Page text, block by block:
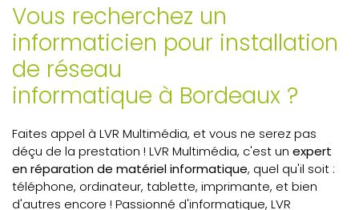
Vous recherchez un
informaticien pour installation
de réseau
informatique à Bordeaux ?
Faites appel à LVR Multimédia, et vous ne serez pas
déçu de la prestation ! LVR Multimédia, c'est un expert
en réparation de matériel informatique, quel qu'il soit :
téléphone, ordinateur, tablette, imprimante, et bien
d'autres encore ! Passionné d'informatique, LVR